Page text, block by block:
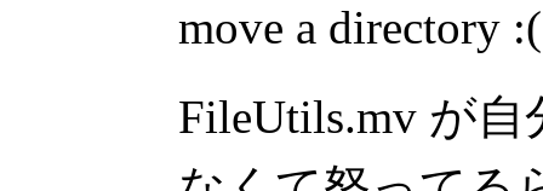
move a directory :(
FileUtils.mv が